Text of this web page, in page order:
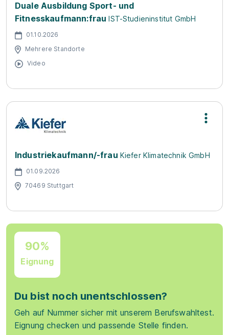
Duale Ausbildung Sport- und
Fitnesskaufmann:frau IST-Studieninstitut GmbH
01.10.2026
Mehrere Standorte
Video
Industriekaufmann/-frau Kiefer Klimatechnik GmbH
01.09.2026
70469 Stuttgart
90%
Eignung
Du bist noch unentschlossen?
Geh auf Nummer sicher mit unserem Berufswahltest.
Eignung checken und passende Stelle finden.